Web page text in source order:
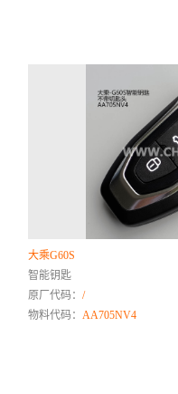
大乘G60S
智能钥匙
原厂代码：/
物料代码：AA705NV4